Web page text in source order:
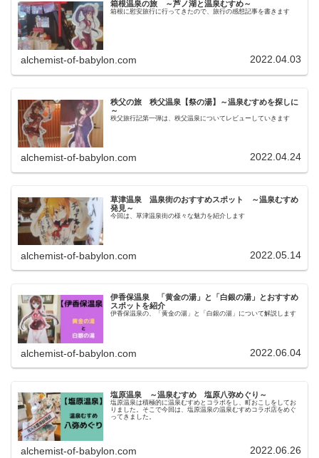
箱根温泉の旅 ～芦ノ湖と温泉むすめ～
箱根に慰安旅行に行ってきたので、旅行の感想記事を書きます
alchemist-of-babylon.com 2022.04.03
秩父の旅 秩父温泉【祭の湯】～温泉むすめを探しに
～
秩父旅行記第一弾は、秩父温泉についてレビューしていきます
alchemist-of-babylon.com 2022.04.24
草津温泉 温泉街のおすすめスポット ～温泉むすめ
発見～
今回は、草津温泉街の様々な魅力を紹介します
alchemist-of-babylon.com 2022.05.14
伊香保温泉 「黄金の湯」と「白銀の湯」とおすすめ
スポットを紹介
伊香保温泉の、「黄金の湯」と「白銀の湯」について解説します
alchemist-of-babylon.com 2022.06.04
塩原温泉 ～温泉むすめ 塩原八弥めぐり～
塩原温泉は積極的に温泉むすめとコラボをし、町おこしをしてお
りました。そこで今回は、塩原温泉の温泉むすめコラボ店をめぐ
ってきました。
alchemist-of-babylon.com 2022.06.26